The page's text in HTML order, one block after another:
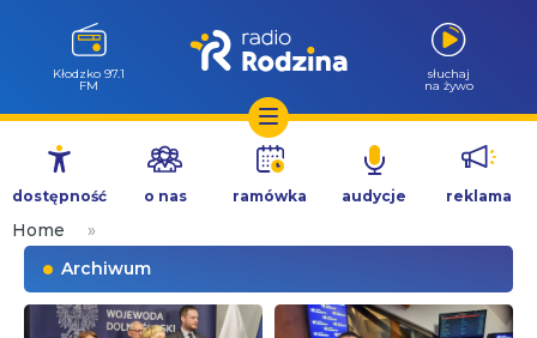
Przejdź
treści
Kłodzko 97.1
FM
słuchaj
na żywo
dostępność o nas ramówka audycje reklama
Home
»
Archiwum